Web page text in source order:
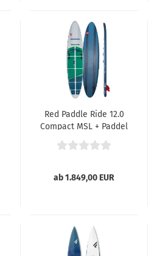
Red Paddle Ride 12.0
Compact MSL + Paddel
ab 1.849,00 EUR